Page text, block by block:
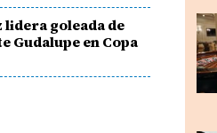
lidera goleada de
Gudalupe en Copa